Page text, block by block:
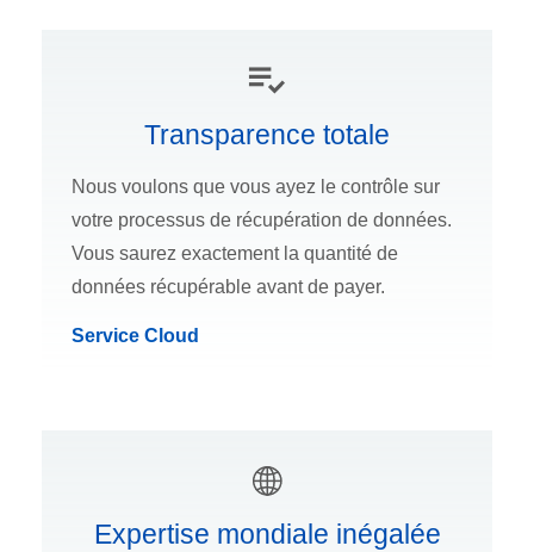
Transparence totale
Nous voulons que vous ayez le contrôle sur
votre processus de récupération de données.
Vous saurez exactement la quantité de
données récupérable avant de payer.
Service Cloud
Expertise mondiale inégalée